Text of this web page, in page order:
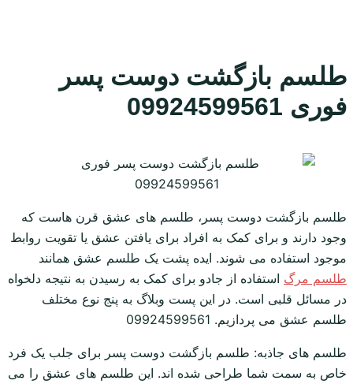
طلسم بازگشت دوست پسر
فوری 09924599561
طلسم بازگشت دوست پسر، طلسم های عشق قرن هاست که
وجود دارند و برای کمک به افراد برای یافتن عشق یا تقویت روابط
موجود استفاده می شوند. ایده پشت یک طلسم عشق همانند
طلسم مرگ استفاده از جادو برای کمک به رسیدن به نتیجه دلخواه
در مسائل قلبی است. در این پست وبلاگ به پنج نوع مختلف
طلسم عشق می پردازیم. 09924599561
طلسم های جاذبه: طلسم بازگشت دوست پسر برای جلب یک فرد
خاص به سمت شما طراحی شده اند. این طلسم های عشق را می